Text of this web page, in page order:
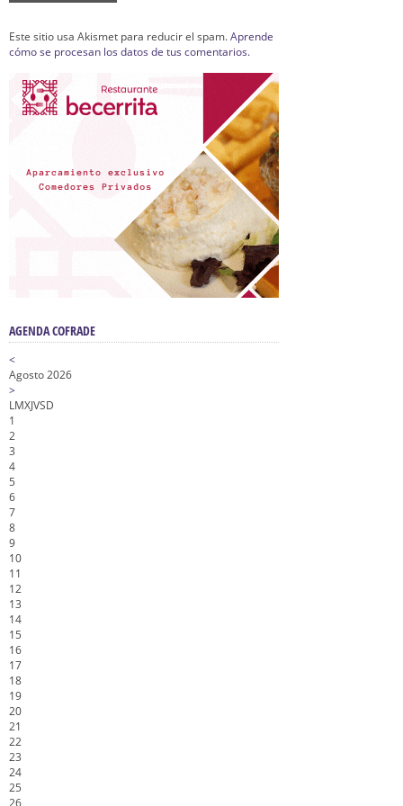
Este sitio usa Akismet para reducir el spam.Aprende
cómo se procesan los datos de tus comentarios.
AGENDA COFRADE
<
Agosto 2026
>
LMXJVSD
1
2
3
4
5
6
7
8
9
10
11
12
13
14
15
16
17
18
19
20
21
22
23
24
25
26